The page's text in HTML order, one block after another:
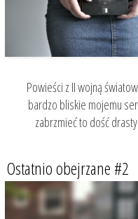
Powieści z II wojną
bardzo bliskie mojemu
zabrzmieć to dość
Ostatnio obejrzane #2